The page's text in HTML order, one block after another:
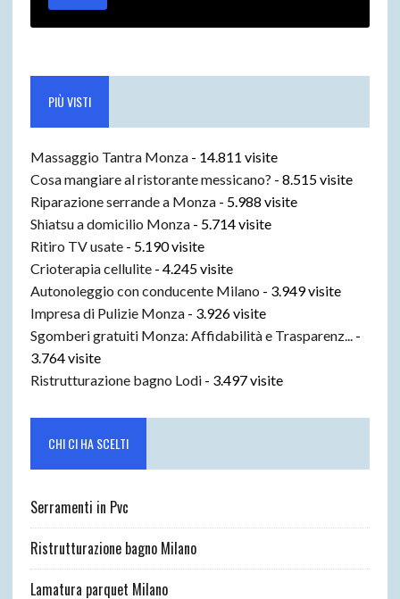
PIÙ VISTI
Massaggio Tantra Monza- 14.811 visite
Cosa mangiare al ristorante messicano? - 8.515 visite
Riparazione serrande a Monza- 5.988 visite
Shiatsu a domicilio Monza- 5.714 visite
Ritiro TV usate- 5.190 visite
Crioterapia cellulite- 4.245 visite
Autonoleggio con conducente Milano - 3.949 visite
Impresa di Pulizie Monza- 3.926 visite
Sgomberi gratuiti Monza: Affidabilità e Trasparenz...
-
3.764 visite
Ristrutturazione bagno Lodi- 3.497 visite
CHI CI HA SCELTI
Serramenti in Pvc
Ristrutturazione bagno Milano
Lamatura parquet Milano